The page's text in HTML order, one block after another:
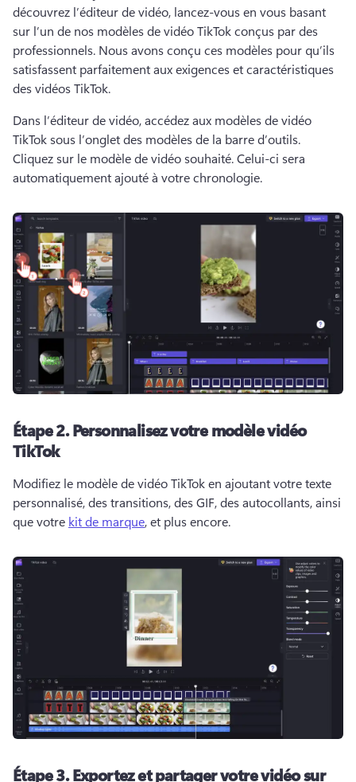
découvrez l’éditeur de vidéo, lancez-vous en vous basant
sur l’un de nos modèles de vidéo TikTok conçus par des
professionnels. Nous avons conçu ces modèles pour qu’ils
satisfassent parfaitement aux exigences et caractéristiques
des vidéos TikTok.
Dans l’éditeur de vidéo, accédez aux modèles de vidéo
Cliquez sur le modèle de vidéo souhaité. Celui-ci sera
automatiquement ajouté à votre chronologie.
Étape 2.Personnalisez votre modèle vidéo
TikTok
Modifiez le modèle de vidéo TikTok en ajoutant votre texte
personnalisé, des transitions, des GIF, des autocollants, ainsi
que votre kit de marque, et plus encore.
Étape 3.Exportez et partager votre vidéo sur